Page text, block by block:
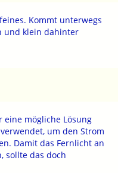
Kommt unterwegs
und klein dahinter
eine mögliche Lösung
um den Strom
Damit das Fernlicht an
sollte das doch